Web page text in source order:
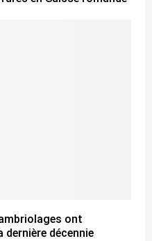
ont
dernière décennie